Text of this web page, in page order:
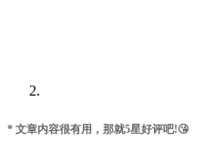
* 文章内容很有用，那就5星好评吧!😘